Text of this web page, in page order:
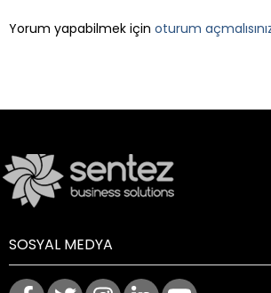
Yorum yapabilmek için oturum
SOSYAL MEDYA